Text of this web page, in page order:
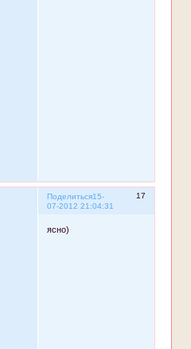
Поделиться 17
15-
07-2012 21:04:31
ясно)